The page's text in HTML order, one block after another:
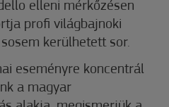
elleni mérkőzésen
profi világbajnoki
kerülhetett sor.
eseményre koncentrál
a magyar